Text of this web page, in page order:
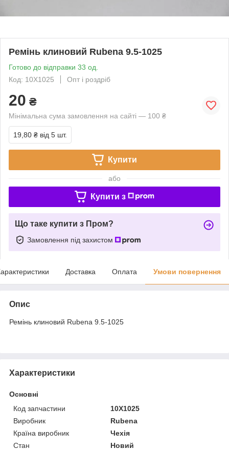
Ремінь клиновий Rubena 9.5-1025
Готово до відправки 33 од.
Код: 10X1025
Опт і роздріб
20 ₴
Мінімальна сума замовлення на сайті — 100 ₴
19,80 ₴ від 5 шт.
Купити
або
Купити з
Що таке купити з Пром?
Замовлення під захистом
Доставка Оплата Умови повернення
Опис
Ремінь клиновий Rubena 9.5-1025
Характеристики
Основні
Код запчастини
10X1025
Виробник
Rubena
Країна виробник
Чехія
Стан
Новий